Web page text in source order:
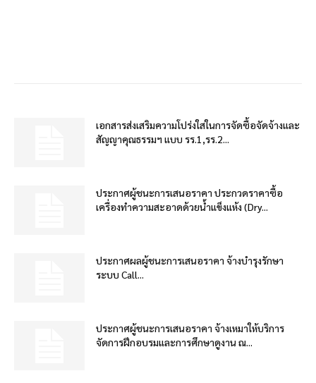
เอกสารส่งเสริมความโปร่งใสในการจัดซื้อจัดจ้างและ
สัญญาคุณธรรมฯ แบบ รร.1,รร.2...
ประกาศผู้ชนะการเสนอราคา ประกวดราคาซื้อ
เครื่องทำความสะอาดด้วยน้ำแข็งแห้ง (Dry...
ประกาศผลผู้ชนะการเสนอราคา จ้างบำรุงรักษา
ระบบ Call...
ประกาศผู้ชนะการเสนอราคา จ้างเหมาให้บริการ
จัดการฝึกอบรมและการศึกษาดูงาน ณ...